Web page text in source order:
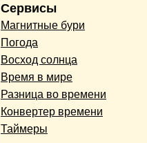
Сервисы
Магнитные бури
Погода
Восход солнца
Время в мире
Разница во времени
Конвертер времени
Таймеры